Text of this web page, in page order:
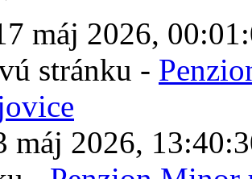
máj 2026,
stránku -
máj 2026,